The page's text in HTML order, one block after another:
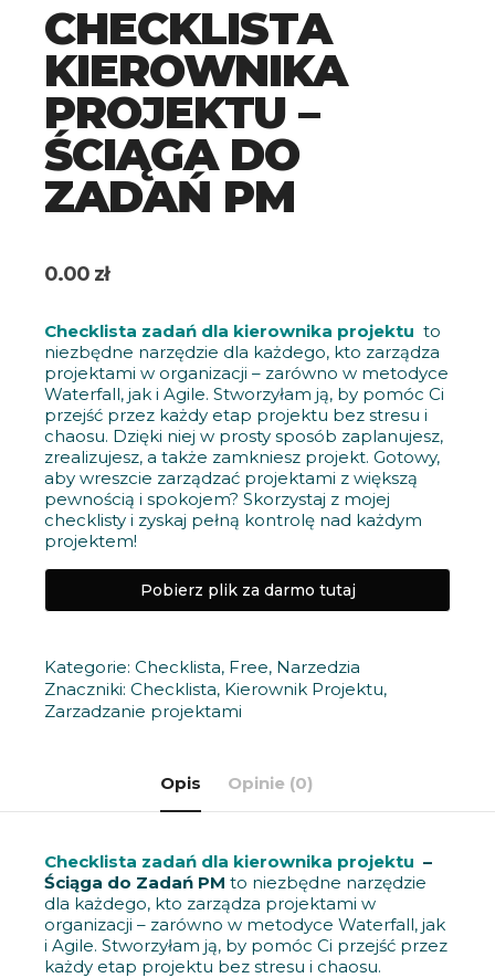
CHECKLISTA
KIEROWNIKA
PROJEKTU –
ŚCIĄGA DO
ZADAŃ PM
0.00 zł
Checklista zadań dla kierownika projektu to
niezbędne narzędzie dla każdego, kto zarządza
projektami w organizacji – zarówno w metodyce
Waterfall, jak i Agile. Stworzyłam ją, by pomóc Ci
przejść przez każdy etap projektu bez stresu i
chaosu. Dzięki niej w prosty sposób zaplanujesz,
zrealizujesz, a także zamkniesz projekt. Gotowy,
aby wreszcie zarządzać projektami z większą
pewnością i spokojem? Skorzystaj z mojej
checklisty i zyskaj pełną kontrolę nad każdym
projektem!
Pobierz plik za darmo tutaj
Kategorie: Checklista, Free, Narzedzia
Znaczniki: Checklista, Kierownik Projektu,
Zarzadzanie projektami
Opis Opinie (0)
Checklista zadań dla kierownika projektu –
Ściąga do Zadań PM to niezbędne narzędzie
dla każdego, kto zarządza projektami w
organizacji – zarówno w metodyce Waterfall, jak
i Agile. Stworzyłam ją, by pomóc Ci przejść przez
każdy etap projektu bez stresu i chaosu.